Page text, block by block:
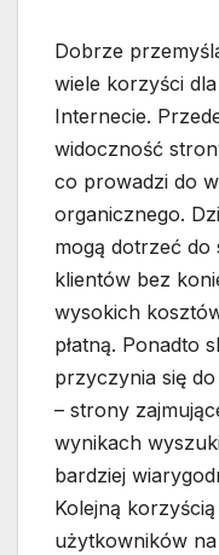
Dobrze
wiele korzyści
Internecie.
widoczność
co prowadzi do
organicznego.
mogą dotrzeć
klientów bez
wysokich
płatną. Ponadto
przyczynia się
– strony
wynikach
bardziej
Kolejną
użytkowników